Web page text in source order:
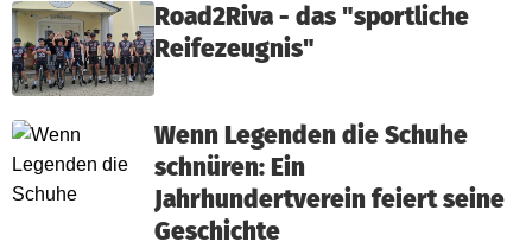
Road2Riva - das "sportliche
Reifezeugnis"
Wenn Legenden die Schuhe
schnüren: Ein
Jahrhundertverein feiert seine
Geschichte